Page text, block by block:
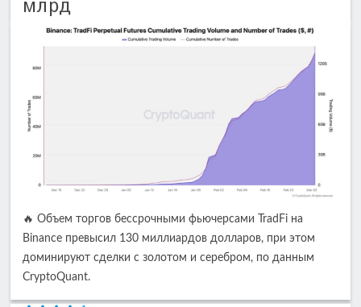
млрд
🔥 Объем торгов бессрочными фьючерсами TradFi на
Binance превысил 130 миллиардов долларов, при этом
доминируют сделки с золотом и серебром, по данным
CryptoQuant.